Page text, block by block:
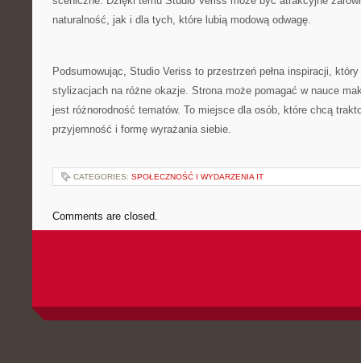
naturalność, jak i dla tych, które lubią modową odwagę.
Podsumowując, Studio Veriss to przestrzeń pełna inspiracji,
stylizacjach na różne okazje. Strona może pomagać w nauce
jest różnorodność tematów. To miejsce dla osób, które chcą
przyjemność i formę wyrażania siebie.
CATEGORIES: SPOŁECZNOŚĆ I WYDARZENIA IT
Comments are closed.